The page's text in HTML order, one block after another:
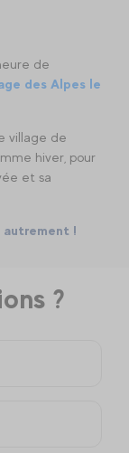
de
des Alpes le
village de
hiver, pour
et sa
autrement !
?